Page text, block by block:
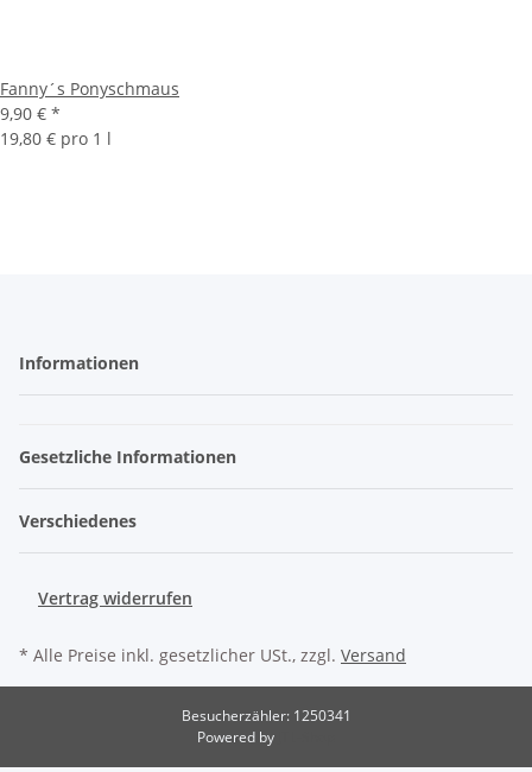
Fanny´s Ponyschmaus
9,90 € *
19,80 € pro 1 l
Informationen
Gesetzliche Informationen
Verschiedenes
Vertrag widerrufen
* Alle Preise inkl. gesetzlicher USt., zzgl. Versand
Besucherzähler: 1250341
Powered by